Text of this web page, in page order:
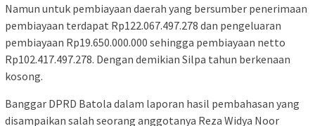
Namun untuk pembiayaan daerah yang bersumber penerimaan
pembiayaan terdapat Rp122.067.497.278 dan pengeluaran
pembiayaan Rp19.650.000.000 sehingga pembiayaan netto
Rp102.417.497.278. Dengan demikian Silpa tahun berkenaan
kosong.
Banggar DPRD Batola dalam laporan hasil pembahasan yang
disampaikan salah seorang anggotanya Reza Widya Noor